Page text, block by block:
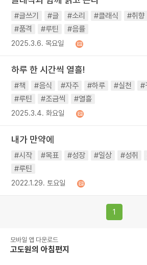
#글쓰기 #글 #소리 #클래식 #취향
#품격
#루틴 #음률
2025.3.6. 목요일
하루 한 시간씩 열흘!
#책 #음식 #자주 #하루 #실천 #
#루틴
#조금씩 #열흘
2025.3.4. 화요일
내가 만약에
#시작 #목표 #성장 #일상 #성취
#루틴
2022.1.29. 토요일
1
모바일 앱 다운로드
고도원의 아침편지